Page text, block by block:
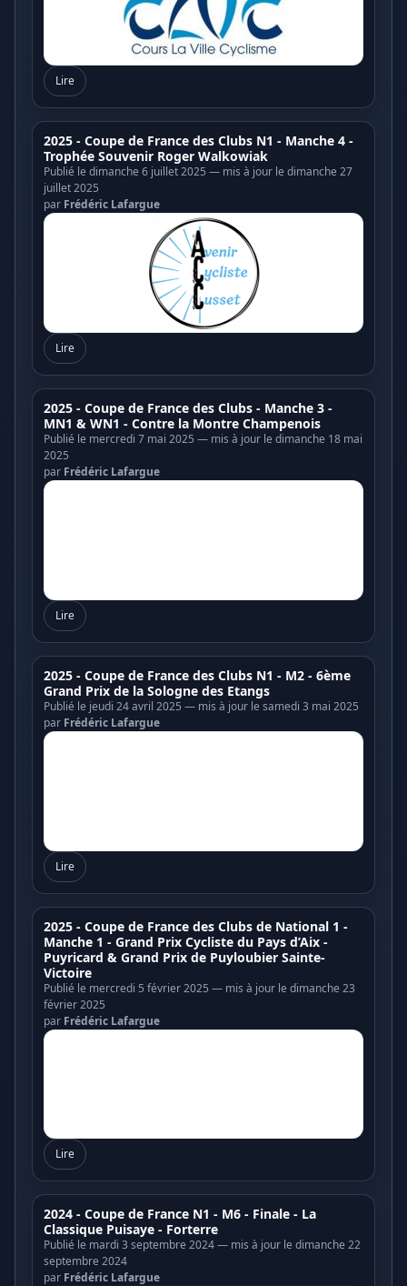
Lire
2025 - Coupe de France des Clubs N1 - Manche 4 -
Trophée Souvenir Roger Walkowiak
Publié le dimanche 6 juillet 2025 — mis à jour le dimanche 27
juillet 2025
par Frédéric Lafargue
Lire
2025 - Coupe de France des Clubs - Manche 3 -
MN1 & WN1 - Contre la Montre Champenois
Publié le mercredi 7 mai 2025 — mis à jour le dimanche 18 mai
2025
par Frédéric Lafargue
Lire
2025 - Coupe de France des Clubs N1 - M2 - 6ème
Grand Prix de la Sologne des Etangs
Publié le jeudi 24 avril 2025 — mis à jour le samedi 3 mai 2025
par Frédéric Lafargue
Lire
2025 - Coupe de France des Clubs de National 1 -
Manche 1 - Grand Prix Cycliste du Pays d’Aix -
Puyricard & Grand Prix de Puyloubier Sainte-
Victoire
Publié le mercredi 5 février 2025 — mis à jour le dimanche 23
février 2025
par Frédéric Lafargue
Lire
2024 - Coupe de France N1 - M6 - Finale - La
Classique Puisaye - Forterre
Publié le mardi 3 septembre 2024 — mis à jour le dimanche 22
septembre 2024
par Frédéric Lafargue